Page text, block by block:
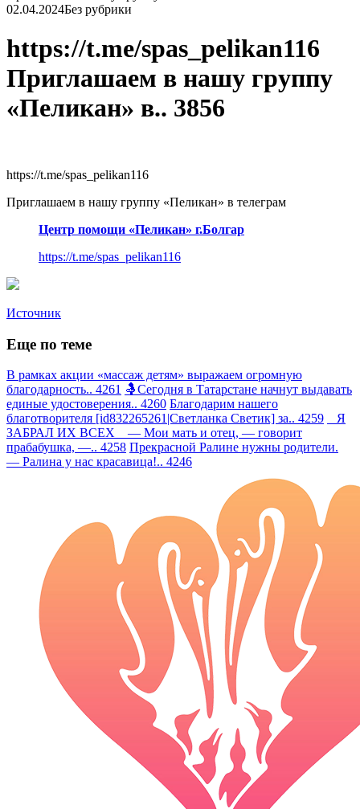
02.04.2024Без рубрики
https://t.me/spas_pelikan116
Приглашаем в нашу группу
«Пеликан» в.. 3856
https://t.me/spas_pelikan116
Приглашаем в нашу группу «Пеликан» в телеграм
Центр помощи «Пеликан» г.Болгар
https://t.me/spas_pelikan116
Источник
Еще по теме
В рамках акции «массаж детям» выражаем огромную
благодарность.. 4261 🤱Сегодня в Татарстане начнут выдавать
единые удостоверения.. 4260 Благодарим нашего
благотворителя [id832265261|Светланка Светик] за.. 4259
Я
ЗАБРАЛ ИХ ВСЕХ — Мои мать и отец, — говорит
прабабушка, —.. 4258 Прекрасной Ралине нужны родители.
— Ралина у нас красавица!.. 4246